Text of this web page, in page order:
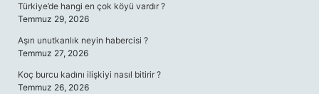
Türkiye’de hangi en çok köyü vardır ?
Temmuz 29, 2026
Aşırı unutkanlık neyin habercisi ?
Temmuz 27, 2026
Koç burcu kadını ilişkiyi nasıl bitirir ?
Temmuz 26, 2026